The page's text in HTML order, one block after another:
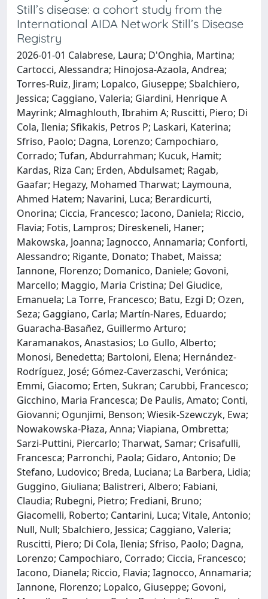
Still’s disease: a cohort study from the
International AIDA Network Still’s Disease
Registry
2026-01-01 Calabrese, Laura; D'Onghia, Martina;
Cartocci, Alessandra; Hinojosa-Azaola, Andrea;
Torres-Ruiz, Jiram; Lopalco, Giuseppe; Sbalchiero,
Jessica; Caggiano, Valeria; Giardini, Henrique A
Mayrink; Almaghlouth, Ibrahim A; Ruscitti, Piero; Di
Cola, Ilenia; Sfikakis, Petros P; Laskari, Katerina;
Sfriso, Paolo; Dagna, Lorenzo; Campochiaro,
Corrado; Tufan, Abdurrahman; Kucuk, Hamit;
Kardas, Riza Can; Erden, Abdulsamet; Ragab,
Gaafar; Hegazy, Mohamed Tharwat; Laymouna,
Ahmed Hatem; Navarini, Luca; Berardicurti,
Onorina; Ciccia, Francesco; Iacono, Daniela; Riccio,
Flavia; Fotis, Lampros; Direskeneli, Haner;
Makowska, Joanna; Iagnocco, Annamaria; Conforti,
Alessandro; Rigante, Donato; Thabet, Maissa;
Iannone, Florenzo; Domanico, Daniele; Govoni,
Marcello; Maggio, Maria Cristina; Del Giudice,
Emanuela; La Torre, Francesco; Batu, Ezgi D; Ozen,
Seza; Gaggiano, Carla; Martín-Nares, Eduardo;
Guaracha-Basañez, Guillermo Arturo;
Karamanakos, Anastasios; Lo Gullo, Alberto;
Monosi, Benedetta; Bartoloni, Elena; Hernández-
Rodríguez, José; Gómez-Caverzaschi, Verónica;
Emmi, Giacomo; Erten, Sukran; Carubbi, Francesco;
Gicchino, Maria Francesca; De Paulis, Amato; Conti,
Giovanni; Ogunjimi, Benson; Wiesik-Szewczyk, Ewa;
Nowakowska-Płaza, Anna; Viapiana, Ombretta;
Sarzi-Puttini, Piercarlo; Tharwat, Samar; Crisafulli,
Francesca; Parronchi, Paola; Gidaro, Antonio; De
Stefano, Ludovico; Breda, Luciana; La Barbera, Lidia;
Guggino, Giuliana; Balistreri, Albero; Fabiani,
Claudia; Rubegni, Pietro; Frediani, Bruno;
Giacomelli, Roberto; Cantarini, Luca; Vitale, Antonio;
Null, Null; Sbalchiero, Jessica; Caggiano, Valeria;
Ruscitti, Piero; Di Cola, Ilenia; Sfriso, Paolo; Dagna,
Lorenzo; Campochiaro, Corrado; Ciccia, Francesco;
Iacono, Dianela; Riccio, Flavia; Iagnocco, Annamaria;
Iannone, Florenzo; Lopalco, Giuseppe; Govoni,